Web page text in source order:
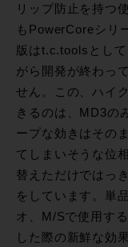
リップ防止を持つ
もPowerCoreシリ
版はt.c.toolsとし
がら開発が終わっ
せん。この、ハイ
きるのは、MD3の
ープな効きはその
てしまいそうな位
替えただけではっ
をしています。単
オ、M/Sで使用す
した際の新鮮な効